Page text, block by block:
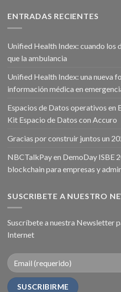
ENTRADAS RECIENTES
Unified Health Index: cuando los
que la ambulancia
Unified Health Index: una nueva
información médica en
Espacios de Datos operativos en
Kit Espacio de Datos con Accuro
Gracias por construir juntos un
NBCTalkPay en DemoDay ISBE
blockchain para empresas y
SUSCRIBETE A NUESTRO
Suscríbete a nuestra Newsletter
Internet